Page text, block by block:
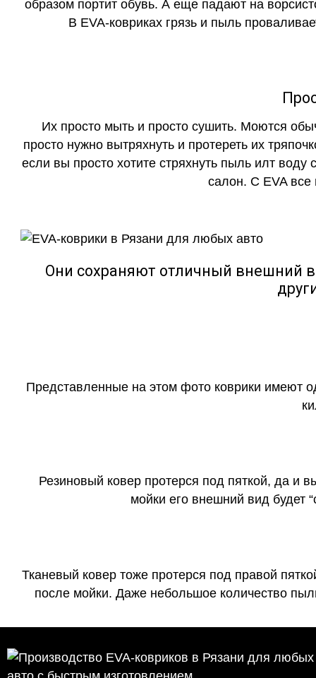
образом портит обувь. А еще падают на
В EVA-ковриках грязь и пыль
Их просто мыть и просто сушить. Моются
просто нужно вытряхнуть и протереть их
если вы просто хотите стряхнуть пыль илт воду
салон. С EVA все
Они сохраняют отличный внешний
Представленные на этом фото коврики имеют
Резиновый ковер протерся под пяткой, да и
мойки его внешний вид будет
Тканевый ковер тоже протерся под правой
после мойки. Даже небольшое количество